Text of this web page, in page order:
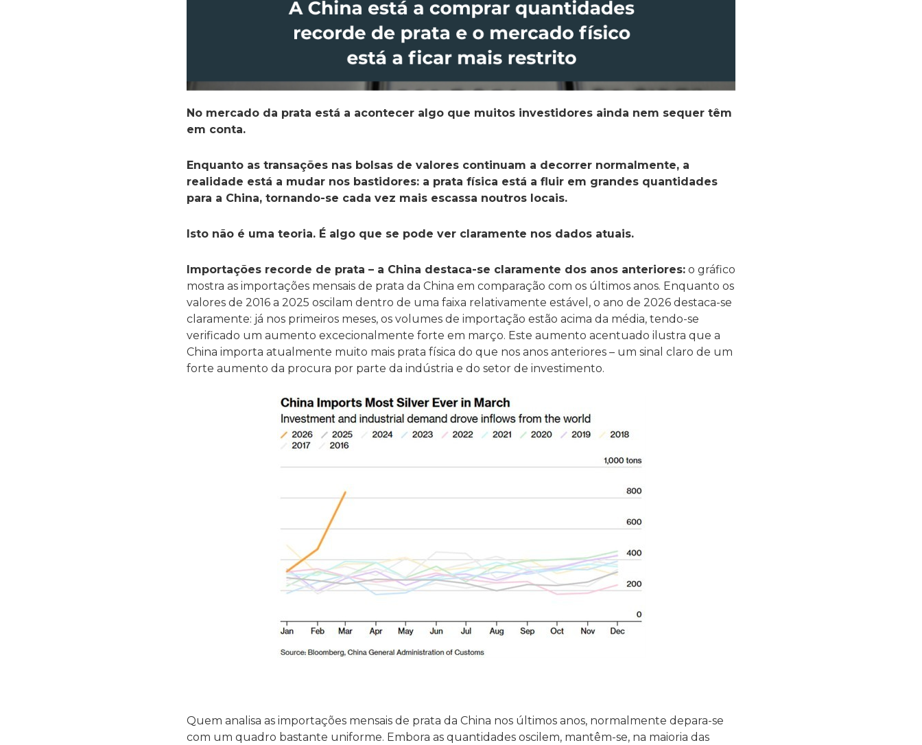
No mercado da prata está a acontecer algo que muitos investidores ainda nem sequer têm
em conta.
Enquanto as transações nas bolsas de valores continuam a decorrer normalmente, a
realidade está a mudar nos bastidores: a prata física está a fluir em grandes quantidades
para a China, tornando-se cada vez mais escassa noutros locais.
Isto não é uma teoria. É algo que se pode ver claramente nos dados atuais.
Importações recorde de prata – a China destaca-se claramente dos anos anteriores: o gráfico
mostra as importações mensais de prata da China em comparação com os últimos anos. Enquanto os
valores de 2016 a 2025 oscilam dentro de uma faixa relativamente estável, o ano de 2026 destaca-se
claramente: já nos primeiros meses, os volumes de importação estão acima da média, tendo-se
verificado um aumento excecionalmente forte em março. Este aumento acentuado ilustra que a
China importa atualmente muito mais prata física do que nos anos anteriores – um sinal claro de um
forte aumento da procura por parte da indústria e do setor de investimento.
Quem analisa as importações mensais de prata da China nos últimos anos, normalmente depara-se
com um quadro bastante uniforme. Embora as quantidades oscilem, mantêm-se, na maioria das